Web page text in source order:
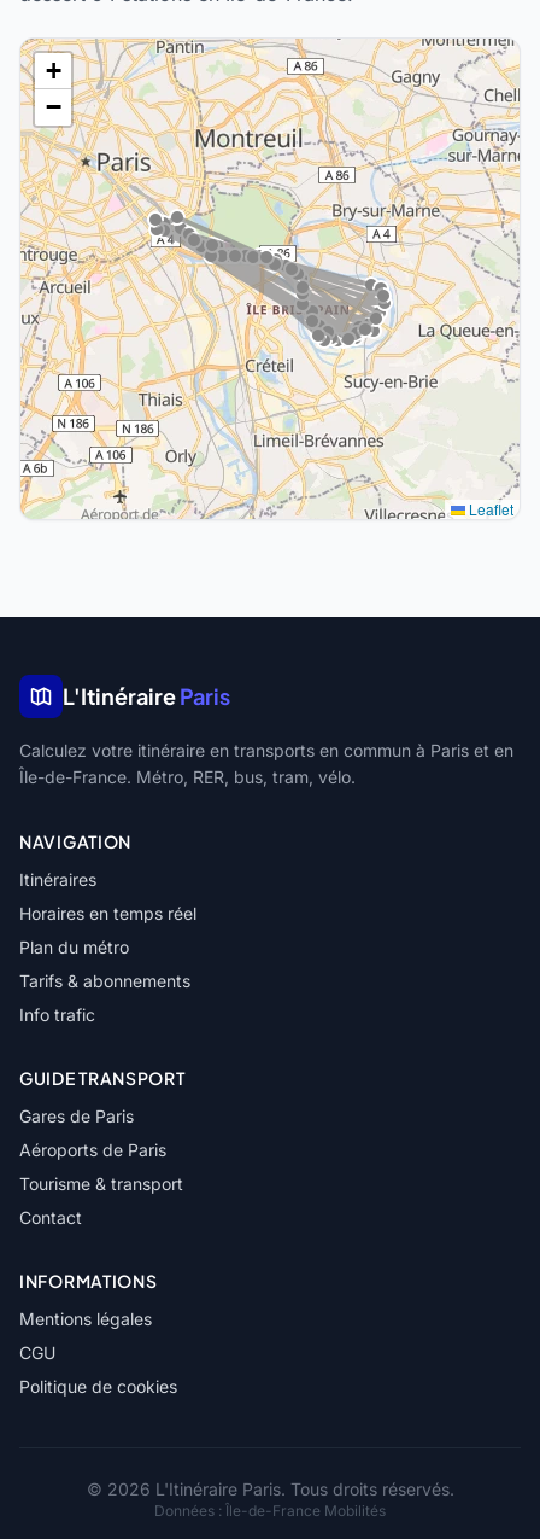
+
−
Leaflet
L'ItinéraireParis
Calculez votre itinéraire en transports en commun à Paris et en
Île-de-France. Métro, RER, bus, tram, vélo.
NAVIGATION
Itinéraires
Horaires en temps réel
Plan du métro
Tarifs & abonnements
Info trafic
GUIDE TRANSPORT
Gares de Paris
Aéroports de Paris
Tourisme & transport
Contact
INFORMATIONS
Mentions légales
CGU
Politique de cookies
© 2026 L'Itinéraire Paris. Tous droits réservés.
Données : Île-de-France Mobilités